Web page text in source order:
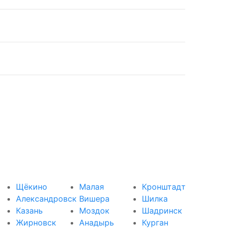
Щёкино
Александровск
Казань
Жирновск
Малая
Вишера
Моздок
Анадырь
Кронштадт
Шилка
Шадринск
Курган